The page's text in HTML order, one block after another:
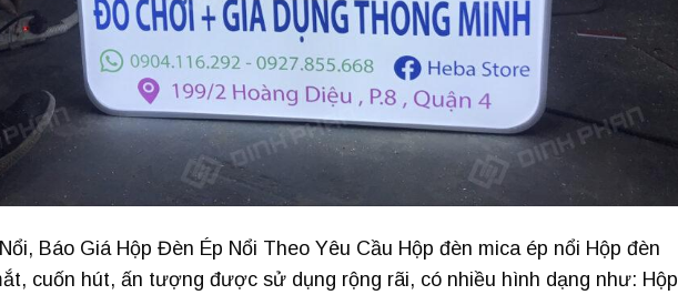
Báo Giá Hộp Đèn Ép Nổi Theo Yêu Cầu Hộp đèn mica ép nổi Hộp đèn
cuốn hút, ấn tượng được sử dụng rộng rãi, có nhiều hình dạng như: Hộp